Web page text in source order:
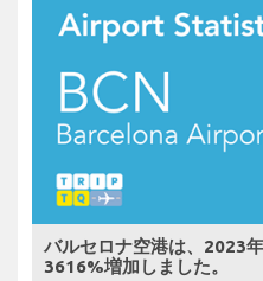
バルセロナ空港は、2023
3616%増加しました。